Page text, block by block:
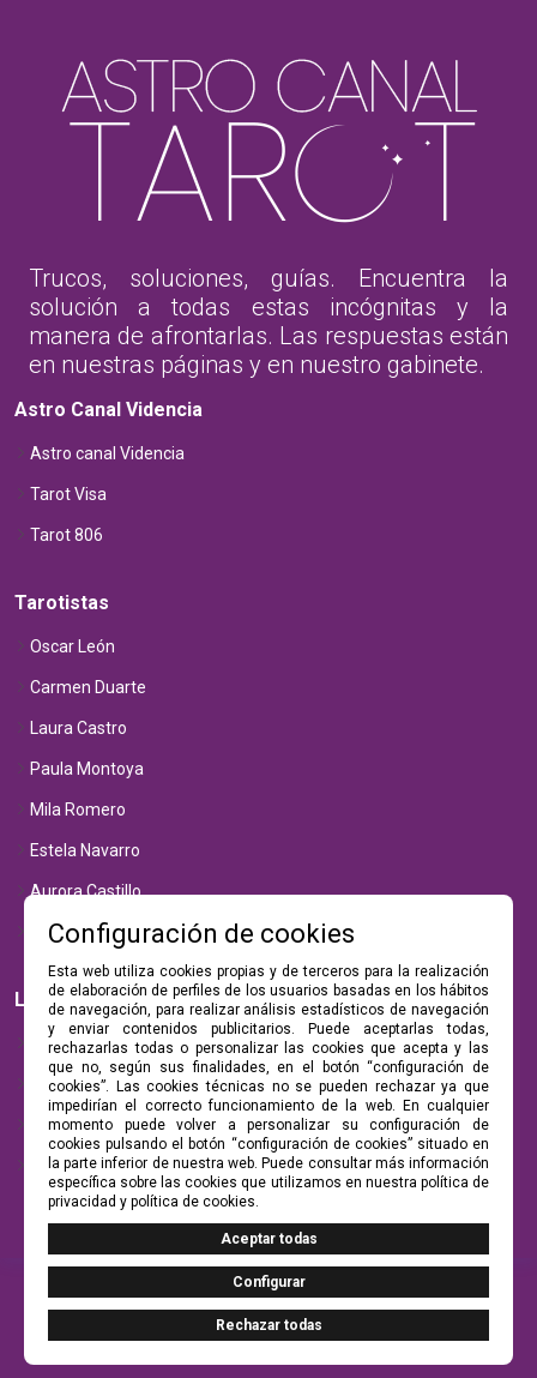
Trucos, soluciones, guías. Encuentra la
solución a todas estas incógnitas y la
manera de afrontarlas. Las respuestas están
en nuestras páginas y en nuestro gabinete.
Astro Canal Videncia
Astro canal Videncia
Tarot Visa
Tarot 806
Tarotistas
Oscar León
Carmen Duarte
Laura Castro
Paula Montoya
Mila Romero
Estela Navarro
Aurora Castillo
Luna Vega
Legal
Política de privacidad
Aviso Legal
Política de cookies
Configurar Cookies
© Copyright 2026 -astrocanalvidencia.com.
Diseño y desarrollo web por
Configuración de cookies
Esta web utiliza cookies propias y de terceros para la realización
de elaboración de perfiles de los usuarios basadas en los hábitos
de navegación, para realizar análisis estadísticos de navegación
y enviar contenidos publicitarios. Puede aceptarlas todas,
rechazarlas todas o personalizar las cookies que acepta y las
que no, según sus finalidades, en el botón “configuración de
cookies”. Las cookies técnicas no se pueden rechazar ya que
impedirían el correcto funcionamiento de la web. En cualquier
momento puede volver a personalizar su configuración de
cookies pulsando el botón “configuración de cookies” situado en
la parte inferior de nuestra web. Puede consultar más información
específica sobre las cookies que utilizamos en nuestra política de
privacidad y política de cookies.